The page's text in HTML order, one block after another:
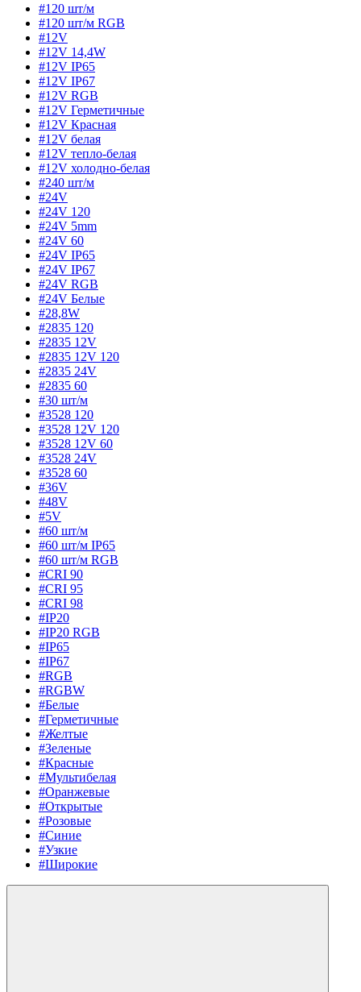
#120 шт/м
#120 шт/м RGB
#12V
#12V 14,4W
#12V IP65
#12V IP67
#12V RGB
#12V Герметичные
#12V Красная
#12V белая
#12V тепло-белая
#12V холодно-белая
#240 шт/м
#24V
#24V 120
#24V 5mm
#24V 60
#24V IP65
#24V IP67
#24V RGB
#24V Белые
#28,8W
#2835 120
#2835 12V
#2835 12V 120
#2835 24V
#2835 60
#30 шт/м
#3528 120
#3528 12V 120
#3528 12V 60
#3528 24V
#3528 60
#36V
#48V
#5V
#60 шт/м
#60 шт/м IP65
#60 шт/м RGB
#CRI 90
#CRI 95
#CRI 98
#IP20
#IP20 RGB
#IP65
#IP67
#RGB
#RGBW
#Белые
#Герметичные
#Желтые
#Зеленые
#Красные
#Мультибелая
#Оранжевые
#Открытые
#Розовые
#Синие
#Узкие
#Широкие